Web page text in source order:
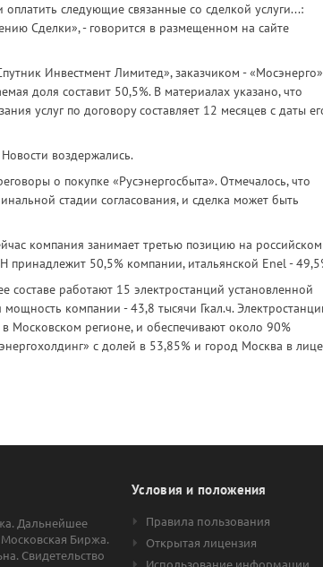
оплатить следующие связанные со сделкой услуги...:
Сделки», - говорится в размещенном на сайте
Инвестмент Лимитед», заказчиком -
доля составит 50,5%. В материалах указано, что
услуг по договору составляет 12 месяцев с даты
воздержались.
о покупке «Русэнергосбыта». Отмечалось, что
стадии согласования, и сделка может быть
компания занимает третью позицию на российском
50,5% компании, итальянской Enel -
работают 15 электростанций установленной
компании - 43,8 тысячи Гкал.ч.
Московском регионе, и обеспечивают около 90%
с долей в 53,85% и город Москва в лице
Дальнейшее
Биржа.
Свидетельство
Условия и положения
Правила пользования
Открытая лицензия